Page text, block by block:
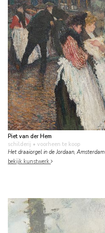
Piet van der Hem
schilderij • voorheen te koop
Het draaiorgel in de Jordaan, Amsterdam
bekijk kunstwerk